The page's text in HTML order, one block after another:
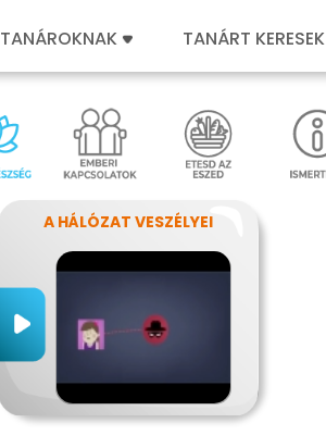
TANÁROKNAK TANÁRT KERESEK
A HÁLÓZAT VESZÉLYEI